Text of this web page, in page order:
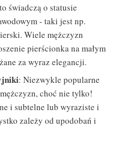
świadczą o statusie
- taki jest np.
Wiele mężczyzn
pierścionka na małym
za wyraz elegancji.
: Niezwykle popularne
choć nie tylko!
i subtelne lub wyraziste i
zależy od upodobań i